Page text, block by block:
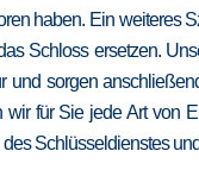
haben. Ein
Schloss ersetzen.
sorgen
für Sie jede Art
Schlüsseldienstes